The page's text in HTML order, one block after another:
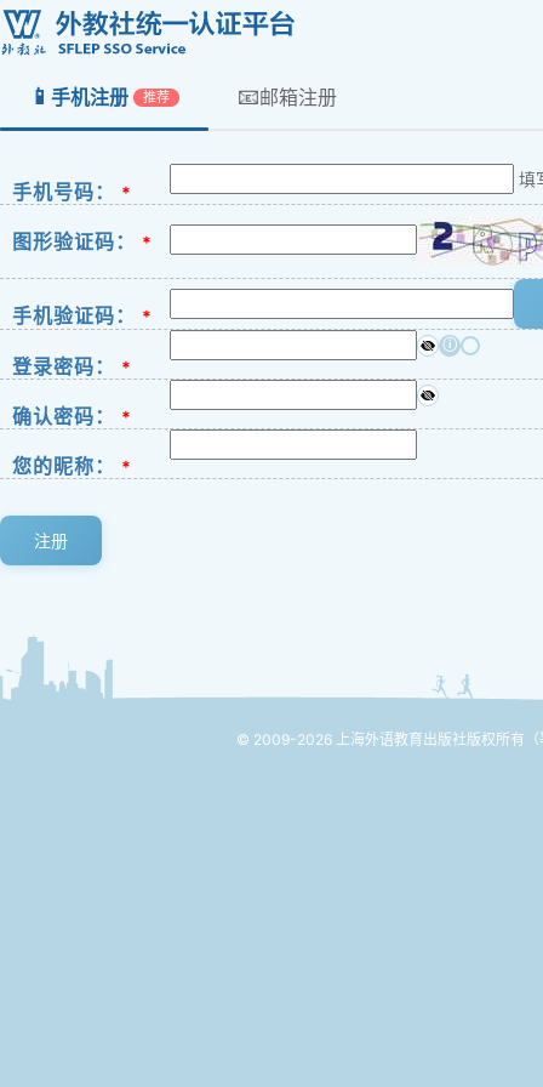
📱 手机注册 推荐 📧邮箱注册
手机号码： *
填
图形验证码： *
手机验证码： *
登录密码： *
ⓘ
确认密码： *
您的昵称： *
注册
© 2009-2026 上海外语教育出版社版权所有